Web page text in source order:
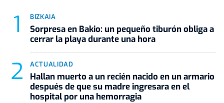
BIZKAIA
Sorpresa en Bakio: un pequeño tiburón obliga a
cerrar la playa durante una hora
ACTUALIDAD
Hallan muerto a un recién nacido en un armario
después de que su madre ingresara en el
hospital por una hemorragia